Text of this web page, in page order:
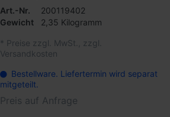
Art.-Nr.
200119402
Gewicht
2,35 Kilogramm
* Preise zzgl. MwSt., zzgl.
Versandkosten
Bestellware. Liefertermin wird separat
mitgeteilt.
Preis auf Anfrage